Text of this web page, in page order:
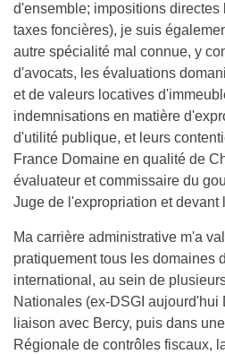
d'ensemble; impositions directes
taxes foncières), je suis
autre spécialité mal connue, y
d'avocats, les évaluations
et de valeurs locatives
indemnisations en matière
d'utilité publique, et leurs
France Domaine en qualité de
évaluateur et commissaire du
Juge de l'expropriation et devant
Ma carrière administrative m'a
pratiquement tous les domaines
international, au sein de
Nationales (ex-DSGI aujourd'hui
liaison avec Bercy, puis dans
Régionale de contrôles fiscaux,